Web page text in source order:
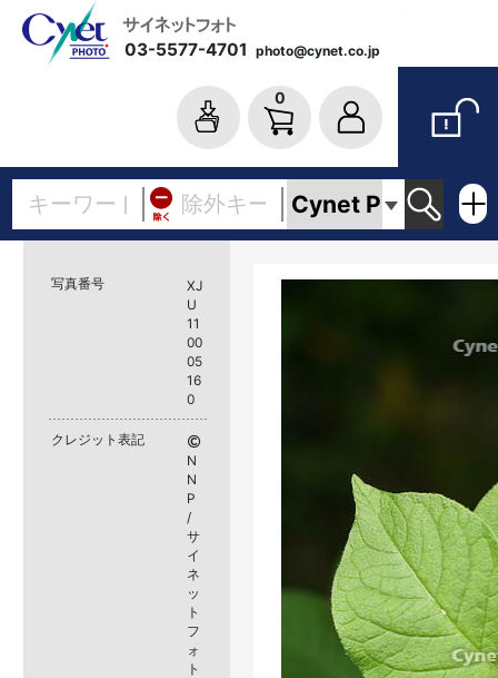
03-5577-4701 photo@cynet.co.jp
0
写真番号
XJ
U
11
00
05
16
0
クレジット表記
N
N
P
/
サ
イ
ネ
ッ
ト
フ
ォ
ト